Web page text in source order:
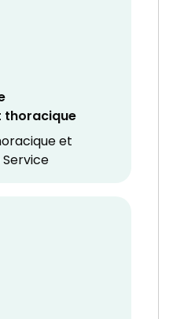
thoracique
et